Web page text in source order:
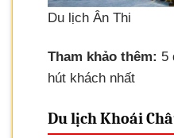
Du lịch Ân Thi
Tham khảo thêm: 5
hút khách nhất
Du lịch Khoái